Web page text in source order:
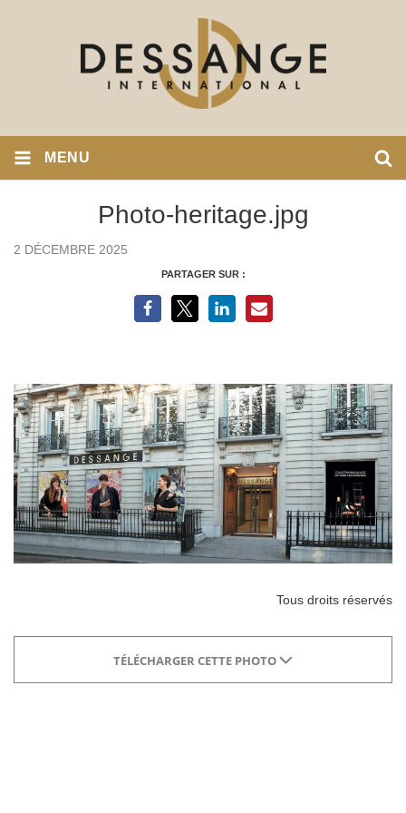
MENU
Photo-heritage.jpg
2 DÉCEMBRE 2025
PARTAGER SUR :
Tous droits réservés
TÉLÉCHARGER CETTE PHOTO